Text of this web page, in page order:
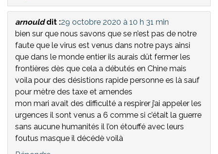
arnould dit :29 octobre 2020 à 10 h 31 min
bien sur que nous savons que se n’est pas de notre
faute que le virus est venus dans notre pays ainsi
que dans le monde entier ils aurais dût fermer les
frontières dès que cela a débutés en Chine mais
voila pour des désistions rapide personne es là sauf
pour mètre des taxe et amendes
mon mari avait des difficulté a respirer j’ai appeler les
urgences il sont venus a 6 comme si c’était la guerre
sans aucune humanités il l’on étouffé avec leurs
foutus masque il décédè voilà